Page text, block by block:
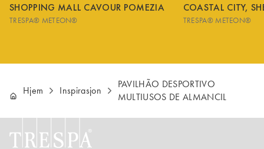
SHOPPING MALL CAVOUR POMEZIA
TRESPA® METEON®
COASTAL CITY,
TRESPA® METEON®
Hjem Inspirasjon
PAVILHÃO DESPORTIVO
MULTIUSOS DE ALMANCIL